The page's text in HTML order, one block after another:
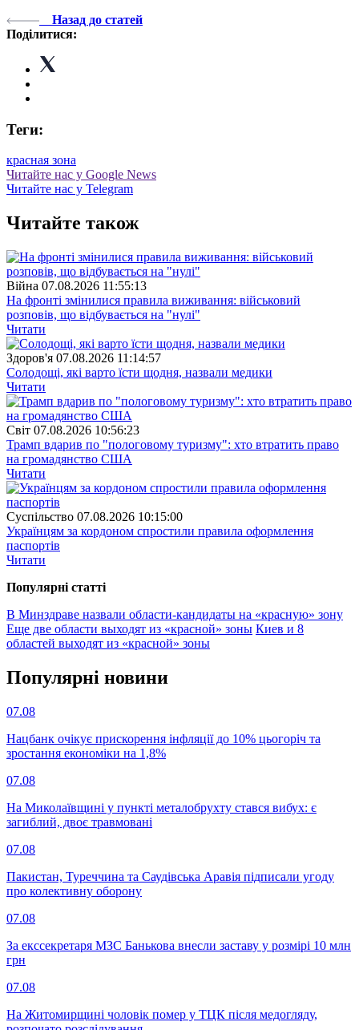
Назад до статей
Поділитися:
Теги:
красная зона
Читайте нас у Google News
Читайте нас у Telegram
Читайте також
Війна 07.08.2026 11:55:13
На фронті змінилися правила виживання: військовий
розповів, що відбувається на "нулі"
Читати
Здоров'я 07.08.2026 11:14:57
Солодощі, які варто їсти щодня, назвали медики
Читати
Свiт 07.08.2026 10:56:23
Трамп вдарив по "пологовому туризму": хто втратить право
на громадянство США
Читати
Суспiльство 07.08.2026 10:15:00
Українцям за кордоном спростили правила оформлення
паспортів
Читати
Популярнi статтi
В Минздраве назвали области-кандидаты на «красную» зону
Еще две области выходят из «красной» зоны Киев и 8
областей выходят из «красной» зоны
Популярнi новини
07.08
Нацбанк очікує прискорення інфляції до 10% цьогоріч та
зростання економіки на 1,8%
07.08
На Миколаївщині у пункті металобрухту стався вибух: є
загиблий, двоє травмовані
07.08
Пакистан, Туреччина та Саудівська Аравія підписали угоду
про колективну оборону
07.08
За екссекретаря МЗС Банькова внесли заставу у розмірі 10 млн
грн
07.08
На Житомирщині чоловік помер у ТЦК після медогляду,